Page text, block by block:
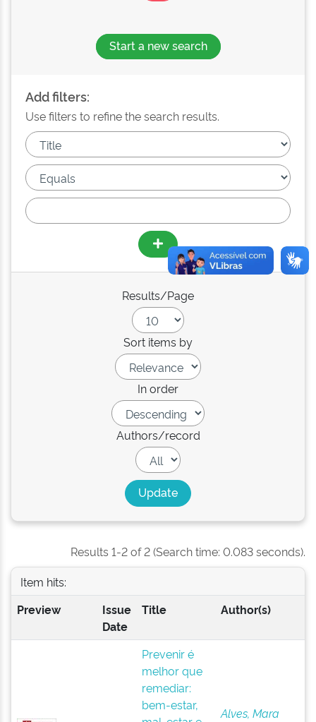
Start a new search
Add filters:
Use filters to refine the search results.
Results/Page
Sort items by
In order
Authors/record
Results 1-2 of 2 (Search time: 0.083 seconds).
Item hits:
Preview
Issue
Date
Title Author(s)
Prevenir é
melhor que
remediar:
bem-estar,
Alves, Mara